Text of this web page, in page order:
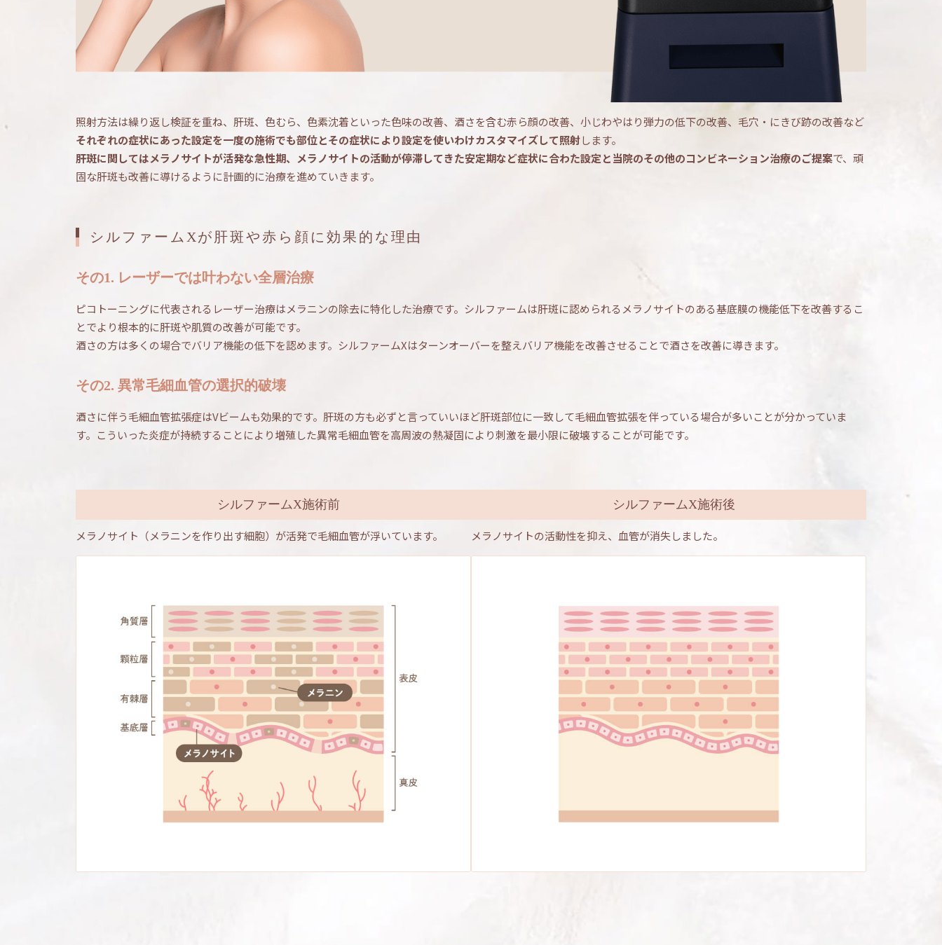
照射方法は繰り返し検証を重ね、肝斑、色むら、色素沈着といった色味の改善、酒さを含む赤ら顔の改善、小じわやはり弾力の低下の改善、毛穴・にきび跡の改善など
それぞれの症状にあった設定を一度の施術でも部位とその症状により設定を使いわけカスタマイズして照射します。
肝斑に関してはメラノサイトが活発な急性期、メラノサイトの活動が停滞してきた安定期など症状に合わた設定と当院のその他のコンビネーション治療のご提案で、頑
固な肝斑も改善に導けるように計画的に治療を進めていきます。
シルファームXが肝斑や赤ら顔に効果的な理由
その1. レーザーでは叶わない全層治療
ピコトーニングに代表されるレーザー治療はメラニンの除去に特化した治療です。シルファームは肝斑に認められるメラノサイトのある基底膜の機能低下を改善するこ
とでより根本的に肝斑や肌質の改善が可能です。
酒さの方は多くの場合でバリア機能の低下を認めます。シルファームXはターンオーバーを整えバリア機能を改善させることで酒さを改善に導きます。
その2. 異常毛細血管の選択的破壊
酒さに伴う毛細血管拡張症はVビームも効果的です。肝斑の方も必ずと言っていいほど肝斑部位に一致して毛細血管拡張を伴っている場合が多いことが分かっていま
す。こういった炎症が持続することにより増殖した異常毛細血管を高周波の熱凝固により刺激を最小限に破壊することが可能です。
シルファームX施術前
メラノサイト（メラニンを作り出す細胞）が活発で毛細血管が浮いています。
シルファームX施術後
メラノサイトの活動性を抑え、血管が消失しました。